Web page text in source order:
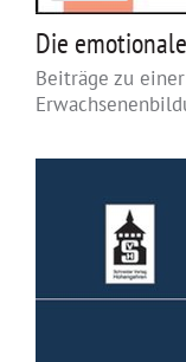
Die
Beiträge zu